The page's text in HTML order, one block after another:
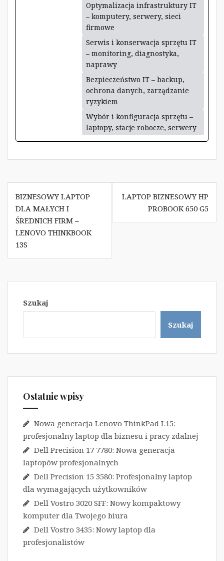
Optymalizacja infrastruktury IT
– komputery, serwery, sieci
firmowe
Serwis i konserwacja sprzętu IT
– monitoring, diagnostyka,
naprawy
Bezpieczeństwo IT – backup,
ochrona danych, zarządzanie
ryzykiem
Wybór i konfiguracja sprzętu –
laptopy, stacje robocze, serwery
Nawigacja
wpisu
BIZNESOWY LAPTOP
DLA MAŁYCH I
ŚREDNICH FIRM –
LENOVO THINKBOOK
13S
LAPTOP BIZNESOWY HP
PROBOOK 650 G5
Szukaj
Szukaj
Ostatnie wpisy
Nowa generacja Lenovo ThinkPad L15:
profesjonalny laptop dla biznesu i pracy zdalnej
Dell Precision 17 7780: Nowa generacja
laptopów profesjonalnych
Dell Precision 15 3580: Profesjonalny laptop
dla wymagających użytkowników
Dell Vostro 3020 SFF: Nowy kompaktowy
komputer dla Twojego biura
Dell Vostro 3435: Nowy laptop dla
profesjonalistów